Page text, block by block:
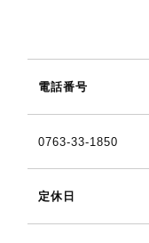
電話番号
0763-33-1850
定休日